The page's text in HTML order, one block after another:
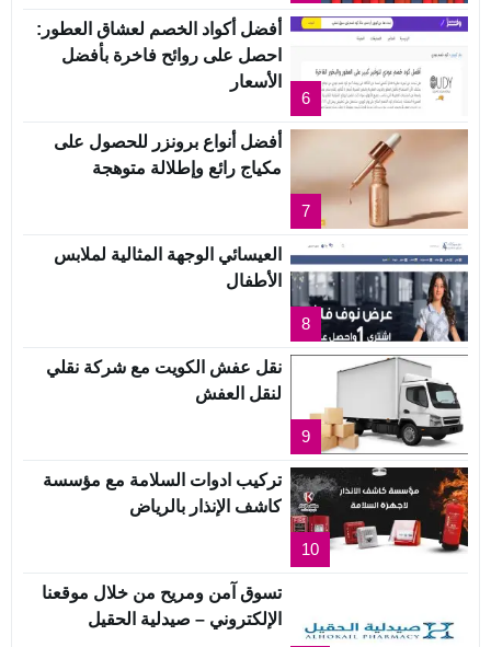
6
أفضل أكواد الخصم لعشاق العطور:
احصل على روائح فاخرة بأفضل
الأسعار
7
أفضل أنواع برونزر للحصول على
مكياج رائع وإطلالة متوهجة
8
العيسائي الوجهة المثالية لملابس
الأطفال
9
نقل عفش الكويت مع شركة نقلي
لنقل العفش
10
تركيب ادوات السلامة مع مؤسسة
كاشف الإنذار بالرياض
تسوق آمن ومريح من خلال موقعنا
الإلكتروني – صيدلية الحقيل